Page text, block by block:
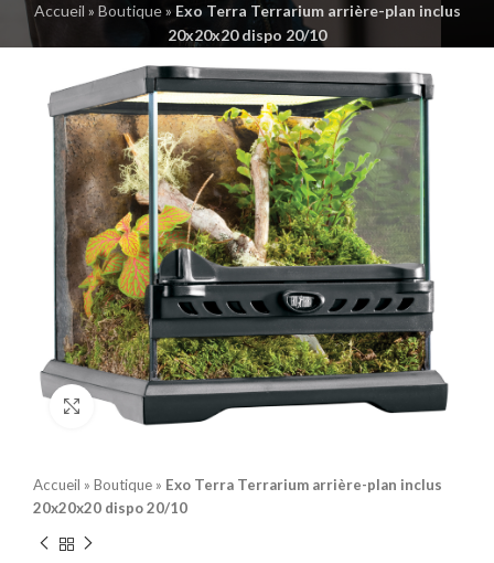
Accueil » Boutique» Exo Terra Terrarium arrière-plan inclus
20x20x20 dispo 20/10
Click to enlarge
Accueil » Boutique » Exo Terra Terrarium arrière-plan inclus
20x20x20 dispo 20/10